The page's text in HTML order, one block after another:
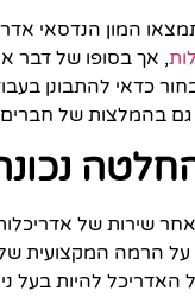
המון הנדסאי
, אך בסופו של דבר
כדאי להתבונן
גם בהמלצות של
שירות של
הרמה המקצועית
להיות בעל